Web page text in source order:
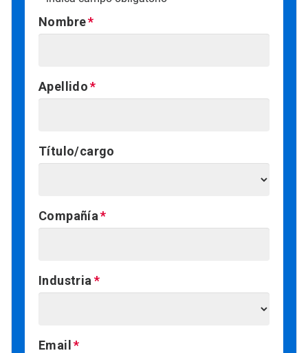
Nombre
Apellido
Título/cargo
Compañía
Industria
Email